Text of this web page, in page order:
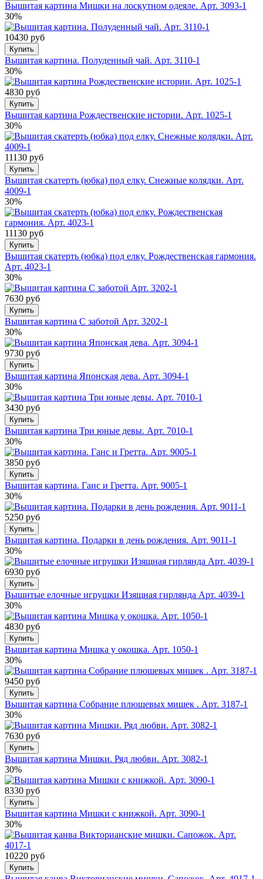
Вышитая картина Мишки на лоскутном одеяле. Арт. 3093-1
30%
10430 руб
Купить
Вышитая картина. Полуденный чай. Арт. 3110-1
30%
4830 руб
Купить
Вышитая картина Рождественские истории. Арт. 1025-1
30%
11130 руб
Купить
Вышитая скатерть (юбка) под елку. Снежные колядки. Арт.
4009-1
30%
11130 руб
Купить
Вышитая скатерть (юбка) под елку. Рождественская гармония.
Арт. 4023-1
30%
7630 руб
Купить
Вышитая картина С заботой Арт. 3202-1
30%
9730 руб
Купить
Вышитая картина Японская дева. Арт. 3094-1
30%
3430 руб
Купить
Вышитая картина Три юные девы. Арт. 7010-1
30%
3850 руб
Купить
Вышитая картина. Ганс и Гретта. Арт. 9005-1
30%
5250 руб
Купить
Вышитая картина. Подарки в день рождения. Арт. 9011-1
30%
6930 руб
Купить
Вышитые елочные игрушки Изящная гирлянда Арт. 4039-1
30%
4830 руб
Купить
Вышитая картина Мишка у окошка. Арт. 1050-1
30%
9450 руб
Купить
Вышитая картина Собрание плюшевых мишек . Арт. 3187-1
30%
7630 руб
Купить
Вышитая картина Мишки. Ряд любви. Арт. 3082-1
30%
8330 руб
Купить
Вышитая картина Мишки с книжкой. Арт. 3090-1
30%
10220 руб
Купить